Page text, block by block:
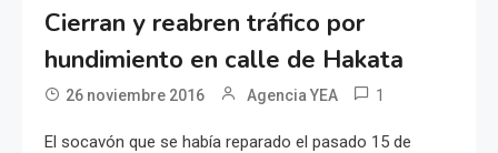
Cierran y reabren tráfico por
hundimiento en calle de Hakata
26 noviembre 2016 Agencia YEA 1
El socavón que se había reparado el pasado 15 de